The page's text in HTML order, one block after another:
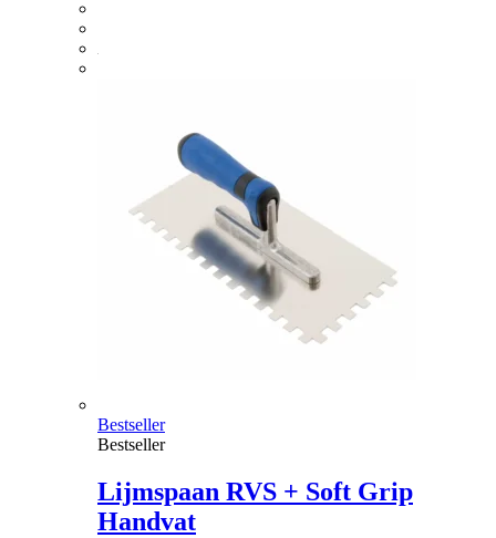
Bestseller
Bestseller
Lijmspaan RVS + Soft Grip
Handvat